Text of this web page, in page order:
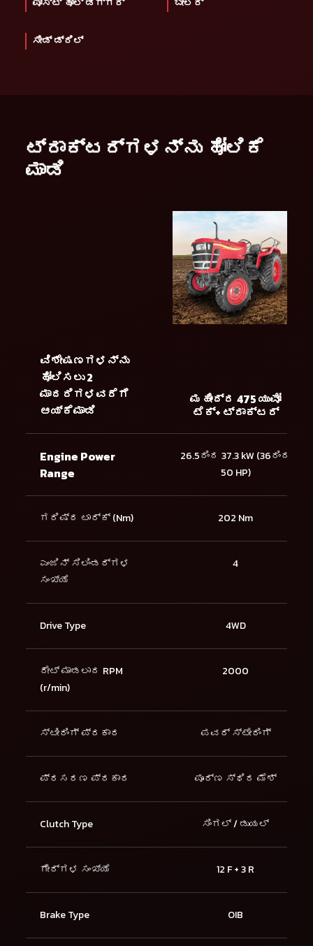
ಪೋಸ್ಟ್ ಹೋಲ್ ಡಿಗ್ಗರ್ ಬೇಲರ್
ಸೀಡ್ ಡ್ರಿಲ್
ಟ್ರಾಕ್ಟರ್ಗಳನ್ನು ಹೋಲಿಕೆ
ಮಾಡಿ
ವಿಶೇಷಣಗಳನ್ನು
ಹೋಲಿಸಲು 2
ಮಾದರಿಗಳವರೆಗೆ
ಆಯ್ಕೆಮಾಡಿ
ಮಹೀಂದ್ರ 475 ಯುವೋ
ಟೆಕ್+ ಟ್ರಾಕ್ಟರ್
Engine Power
Range
26.5ರಿಂದ 37.3 kW (36ರಿಂದ
50 HP)
ಗರಿಷ್ಠ ಟಾರ್ಕ್ (Nm) 202 Nm
ಎಂಜಿನ್ ಸಿಲಿಂಡರ್ಗಳ
ಸಂಖ್ಯೆ
4
Drive Type 4WD
ರೇಟ್ ಮಾಡಲಾದ RPM
(r/min)
2000
ಸ್ಟೀರಿಂಗ್ ಪ್ರಕಾರ ಪವರ್ ಸ್ಟೇರಿಂಗ್
ಪ್ರಸರಣ ಪ್ರಕಾರ ಪೂರ್ಣ ಸ್ಥಿರ ಮೆಶ್
Clutch Type ಸಿಂಗಲ್ / ಡುಯಲ್
ಗೇರ್‌ಗಳ ಸಂಖ್ಯೆ 12 F + 3 R
Brake Type OIB